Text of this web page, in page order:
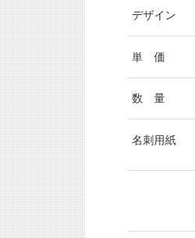
デザイン
単 価
数 量
名刺用紙